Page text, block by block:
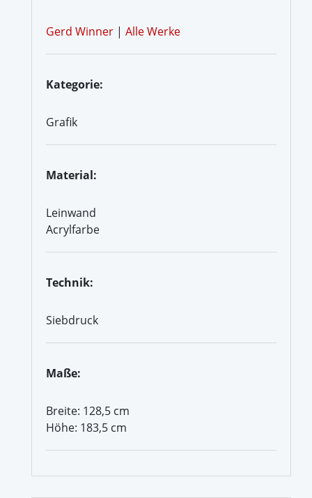
Gerd Winner | Alle Werke
Kategorie:
Grafik
Material:
Leinwand
Acrylfarbe
Technik:
Siebdruck
Maße:
Breite: 128,5 cm
Höhe: 183,5 cm